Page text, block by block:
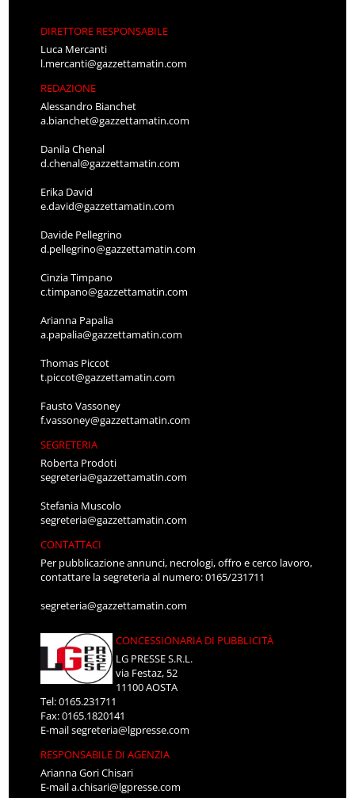
DIRETTORE RESPONSABILE
Luca Mercanti
l.mercanti@gazzettamatin.com
REDAZIONE
Alessandro Bianchet
a.bianchet@gazzettamatin.com
Danila Chenal
d.chenal@gazzettamatin.com
Erika David
e.david@gazzettamatin.com
Davide Pellegrino
d.pellegrino@gazzettamatin.com
Cinzia Timpano
c.timpano@gazzettamatin.com
Arianna Papalia
a.papalia@gazzettamatin.com
Thomas Piccot
t.piccot@gazzettamatin.com
Fausto Vassoney
f.vassoney@gazzettamatin.com
SEGRETERIA
Roberta Prodoti
segreteria@gazzettamatin.com
Stefania Muscolo
segreteria@gazzettamatin.com
CONTATTACI
Per pubblicazione annunci, necrologi, offro e cerco lavoro,
contattare la segreteria al numero: 0165/231711
segreteria@gazzettamatin.com
CONCESSIONARIA DI PUBBLICITÀ
LG PRESSE S.R.L.
via Festaz, 52
11100 AOSTA
Tel: 0165.231711
Fax: 0165.1820141
E-mailsegreteria@lgpresse.com
RESPONSABILE DI AGENZIA
Arianna Gori Chisari
E-maila.chisari@lgpresse.com